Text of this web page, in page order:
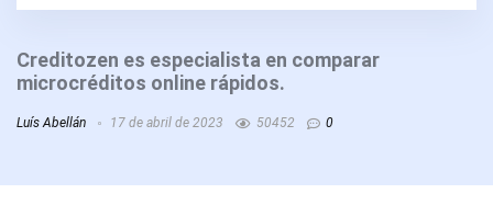
Creditozen es especialista en comparar
microcréditos online rápidos.
Luís Abellán 17 de abril de 2023 50452 0